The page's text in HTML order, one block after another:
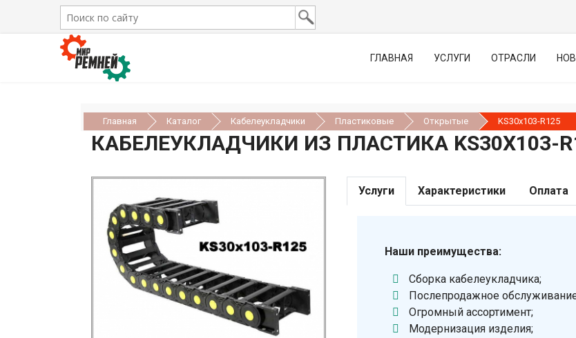
ГЛАВНАЯ УСЛУГИ ОТРАСЛИ
Главная Каталог Кабелеукладчики Пластиковые Открытые KS30х103-R125
КАБЕЛЕУКЛАДЧИКИ ИЗ ПЛАСТИКА KS30Х103-
Услуги Характеристики Оплата
Наши преимущества:
Сборка кабелеукладчика;
Послепродажное
Огромный ассортимент;
Модернизация изделия;